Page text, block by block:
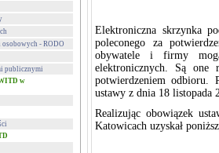
- RODO
publicznymi
w
Elektroniczna skrzynka
poleconego za
obywatele i firmy
elektronicznych. Są one
potwierdzeniem odbioru.
ustawy z dnia 18 listopada
Realizując obowiązek
Katowicach uzyskał